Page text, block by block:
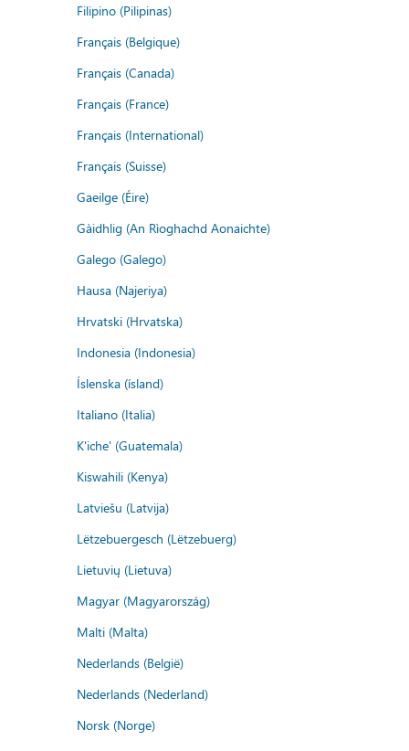
Filipino (Pilipinas)
Français (Belgique)
Français (Canada)
Français (France)
Français (International)
Français (Suisse)
Gaeilge (Éire)
Gàidhlig (An Rìoghachd Aonaichte)
Galego (Galego)
Hausa (Najeriya)
Hrvatski (Hrvatska)
Indonesia (Indonesia)
Íslenska (ísland)
Italiano (Italia)
K'iche' (Guatemala)
Kiswahili (Kenya)
Latviešu (Latvija)
Lëtzebuergesch (Lëtzebuerg)
Lietuvių (Lietuva)
Magyar (Magyarország)
Malti (Malta)
Nederlands (België)
Nederlands (Nederland)
Norsk (Norge)